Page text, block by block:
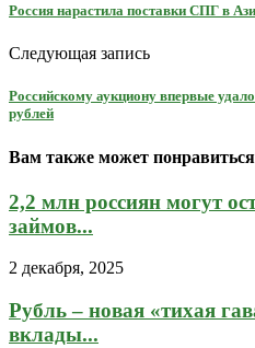
Россия нарастила поставки СПГ в
Следующая запись
Российскому аукциону впервые
рублей
Вам также может понравиться
2,2 млн россиян могут
займов...
2 декабря, 2025
Рубль – новая «тихая
вклады...